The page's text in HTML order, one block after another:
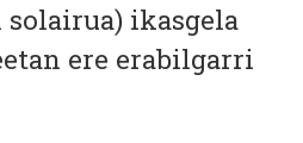
ikasgela
ere erabilgarri